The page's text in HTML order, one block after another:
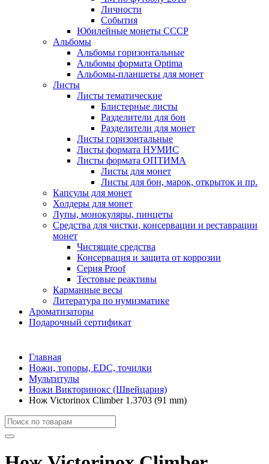
Личности
События
Юбилейные монеты СССР
Альбомы
Альбомы горизонтальные
Альбомы формата Optima
Альбомы-планшеты для монет
Листы
Листы тематические
Блистерные листы
Разделители для бон
Разделители для монет
Листы горизонтальные
Листы формата НУМИС
Листы формата ОПТИМА
Листы для монет
Листы для бон, марок, открыток и пр.
Капсулы для монет
Холдеры для монет
Лупы, монокуляры, пинцеты
Средства для чистки, консервации и реставрации
монет
Чистящие средства
Консервация и защита от коррозии
Серия Proof
Тестовые реактивы
Карманные весы
Литература по нумизматике
Ароматизаторы
Подарочный сертификат
Главная
Ножи, топоры, EDC, точилки
Мультитулы
Ножи Викторинокс (Швейцария)
Нож Victorinox Climber 1.3703 (91 mm)